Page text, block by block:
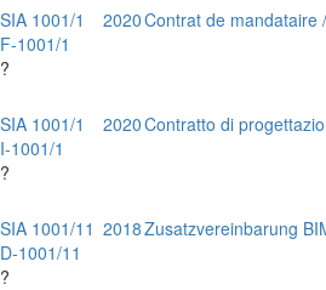
SIA 1001/1
F-1001/1
?
2020Contrat de mandataire
SIA 1001/1
I-1001/1
?
2020Contratto di
SIA 1001/11
D-1001/11
?
2018Zusatzvereinbarung